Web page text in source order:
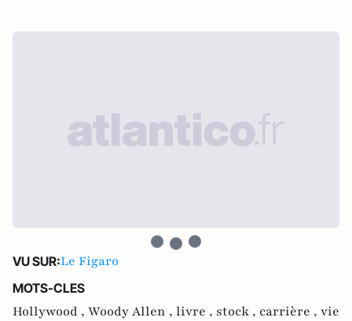
VU SUR:Le Figaro
MOTS-CLES
Hollywood , Woody Allen , livre , stock , carrière , vie